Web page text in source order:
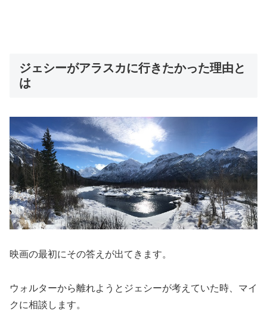
ジェシーがアラスカに行きたかった理由と
は
映画の最初にその答えが出てきます。
ウォルターから離れようとジェシーが考えていた時、マイ
クに相談します。